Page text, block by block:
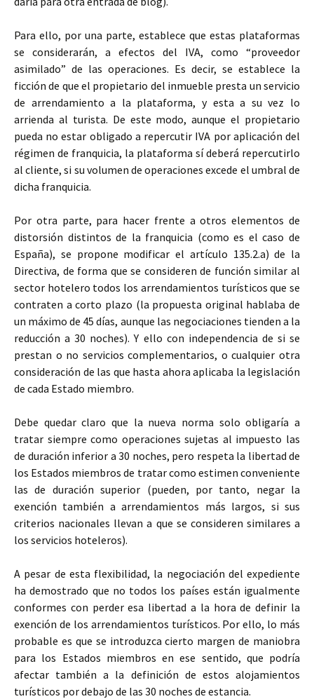
Para ello, por una parte, establece que estas plataformas
se considerarán, a efectos del IVA, como “proveedor
asimilado” de las operaciones. Es decir, se establece la
ficción de que el propietario del inmueble presta un servicio
de arrendamiento a la plataforma, y esta a su vez lo
arrienda al turista. De este modo, aunque el propietario
pueda no estar obligado a repercutir IVA por aplicación del
régimen de franquicia, la plataforma sí deberá repercutirlo
al cliente, si su volumen de operaciones excede el umbral de
dicha franquicia.
Por otra parte, para hacer frente a otros elementos de
distorsión distintos de la franquicia (como es el caso de
España), se propone modificar el artículo 135.2.a) de la
Directiva, de forma que se consideren de función similar al
sector hotelero todos los arrendamientos turísticos que se
contraten a corto plazo (la propuesta original hablaba de
un máximo de 45 días, aunque las negociaciones tienden a la
reducción a 30 noches). Y ello con independencia de si se
prestan o no servicios complementarios, o cualquier otra
consideración de las que hasta ahora aplicaba la legislación
de cada Estado miembro.
Debe quedar claro que la nueva norma solo obligaría a
tratar siempre como operaciones sujetas al impuesto las
de duración inferior a 30 noches, pero respeta la libertad de
los Estados miembros de tratar como estimen conveniente
las de duración superior (pueden, por tanto, negar la
exención también a arrendamientos más largos, si sus
criterios nacionales llevan a que se consideren similares a
los servicios hoteleros).
A pesar de esta flexibilidad, la negociación del expediente
ha demostrado que no todos los países están igualmente
conformes con perder esa libertad a la hora de definir la
exención de los arrendamientos turísticos. Por ello, lo más
probable es que se introduzca cierto margen de maniobra
para los Estados miembros en ese sentido, que podría
afectar también a la definición de estos alojamientos
turísticos por debajo de las 30 noches de estancia.